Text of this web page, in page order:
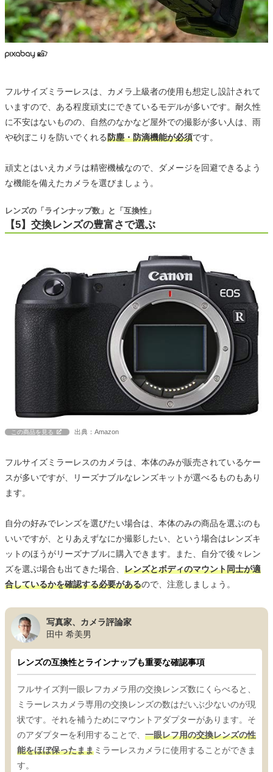
フルサイズミラーレスは、カメラ上級者の使用も想定し設計されて
いますので、ある程度頑丈にできているモデルが多いです。耐久性
に不安はないものの、自然のなかなど屋外での撮影が多い人は、雨
や砂ぼこりを防いでくれる防塵・防滴機能が必須です。
頑丈とはいえカメラは精密機械なので、ダメージを回避できるよう
な機能を備えたカメラを選びましょう。
【5】交換レンズの豊富さで選ぶ
レンズの「ラインナップ数」と「互換性」
この商品を見る 出典：Amazon
フルサイズミラーレスのカメラは、本体のみが販売されているケー
スが多いですが、リーズナブルなレンズキットが選べるものもあり
ます。
自分の好みでレンズを選びたい場合は、本体のみの商品を選ぶのも
いいですが、とりあえずなにか撮影したい、という場合はレンズキ
ットのほうがリーズナブルに購入できます。また、自分で後々レン
ズを選ぶ場合も出てきた場合、 レンズとボディのマウント同士が適
合しているかを確認する必要があるので、注意しましょう。
写真家、カメラ評論家
田中 希美男
レンズの互換性とラインナップも重要な確認事項
フルサイズ判一眼レフカメラ用の交換レンズ数にくらべると、
ミラーレスカメラ専用の交換レンズの数はだいぶ少ないのが現
状です。それを補うためにマウントアダプターがあります。そ
のアダプターを利用することで、 一眼レフ用の交換レンズの性
能をほぼ保ったままミラーレスカメラに使用することができま
す。